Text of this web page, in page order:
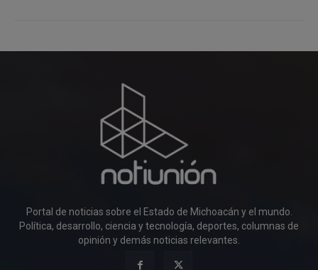
Portal de noticias sobre el Estado de Michoacán y el mundo.
Política, desarrollo, ciencia y tecnología, deportes, columnas de
opinión y demás noticias relevantes.